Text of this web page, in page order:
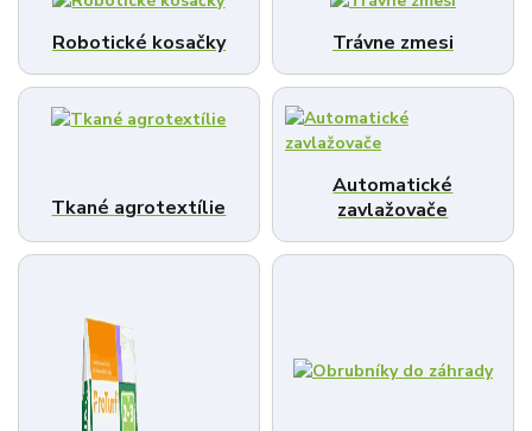
Robotické kosačky Trávne zmesi
Tkané agrotextílie
Automatické
zavlažovače